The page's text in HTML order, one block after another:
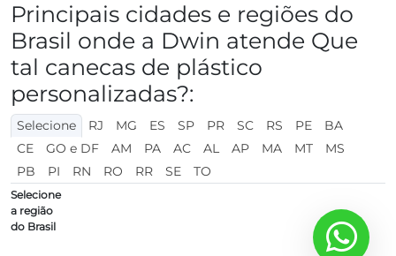
Principais cidades e regiões do
Brasil onde a Dwin atende Que
tal canecas de plástico
personalizadas?:
Selecione RJ MG ES SP PR SC RS PE
BA
CE
GO e DF AM PA AC AL AP MA MT
MS
PB
PI RN RO RR SE TO
Selecione
a região
do Brasil